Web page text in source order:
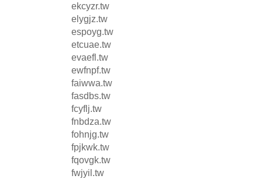
ekcyzr.tw
elygjz.tw
espoyg.tw
etcuae.tw
evaefl.tw
ewfnpf.tw
faiwwa.tw
fasdbs.tw
fcyflj.tw
fnbdza.tw
fohnjg.tw
fpjkwk.tw
fqovgk.tw
fwjyil.tw